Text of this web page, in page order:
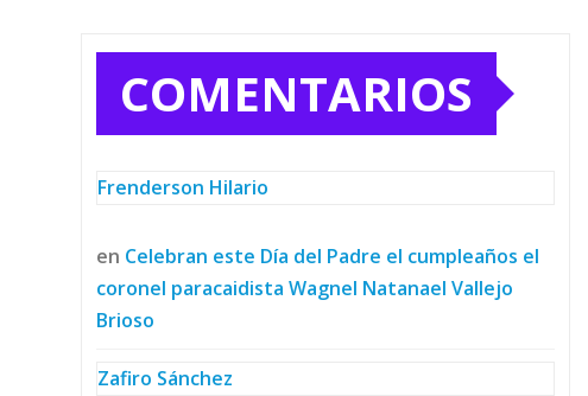
COMENTARIOS
Frenderson Hilario
en Celebran este Día del Padre el cumpleaños el
coronel paracaidista Wagnel Natanael Vallejo
Brioso
Zafiro Sánchez